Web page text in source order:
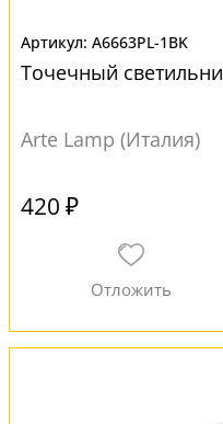
A6663PL-1BK
Точечный
Arte Lamp (Италия)
420 ₽